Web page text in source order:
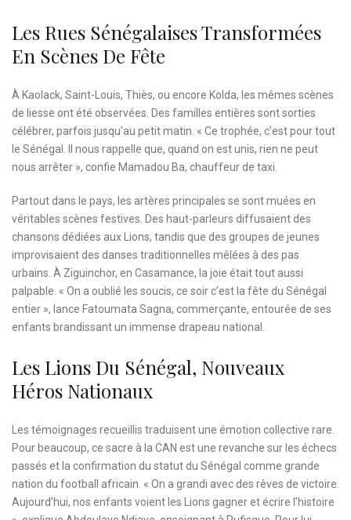
Les Rues Sénégalaises Transformées
En Scènes De Fête
À Kaolack, Saint-Louis, Thiès, ou encore Kolda, les mêmes scènes
de liesse ont été observées. Des familles entières sont sorties
célébrer, parfois jusqu’au petit matin. « Ce trophée, c’est pour tout
le Sénégal. Il nous rappelle que, quand on est unis, rien ne peut
nous arrêter », confie Mamadou Ba, chauffeur de taxi.
Partout dans le pays, les artères principales se sont muées en
véritables scènes festives. Des haut-parleurs diffusaient des
chansons dédiées aux Lions, tandis que des groupes de jeunes
improvisaient des danses traditionnelles mêlées à des pas
urbains. À Ziguinchor, en Casamance, la joie était tout aussi
palpable. « On a oublié les soucis, ce soir c’est la fête du Sénégal
entier », lance Fatoumata Sagna, commerçante, entourée de ses
enfants brandissant un immense drapeau national.
Les Lions Du Sénégal, Nouveaux
Héros Nationaux
Les témoignages recueillis traduisent une émotion collective rare.
Pour beaucoup, ce sacre à la CAN est une revanche sur les échecs
passés et la confirmation du statut du Sénégal comme grande
nation du football africain. « On a grandi avec des rêves de victoire.
Aujourd’hui, nos enfants voient les Lions gagner et écrire l’histoire